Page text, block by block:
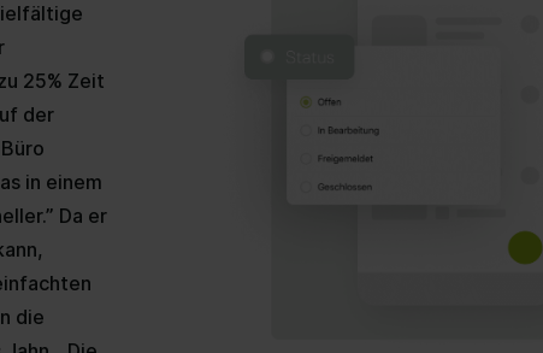
25% Zeit
der
in einem
Da er
die